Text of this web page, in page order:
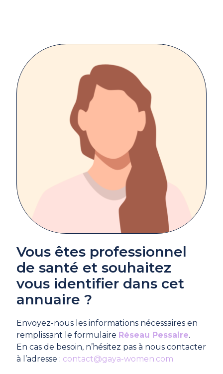
Vous êtes professionnel
de santé et souhaitez
vous identifier dans cet
annuaire ?
Envoyez-nous les informations nécessaires en
remplissant le formulaire Réseau Pessaire.
En cas de besoin, n’hésitez pas à nous contacter
à l’adresse : contact@gaya-women.com